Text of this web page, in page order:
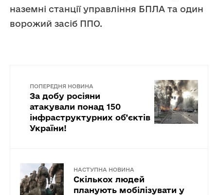
наземні станції управління БПЛА та один
ворожий засіб ППО.
ПОПЕРЕДНЯ НОВИНА
За добу росіяни
атакували понад 150
інфраструктурних об’єктів
України!
НАСТУПНА НОВИНА
Скількох людей
планують мобілізувати у